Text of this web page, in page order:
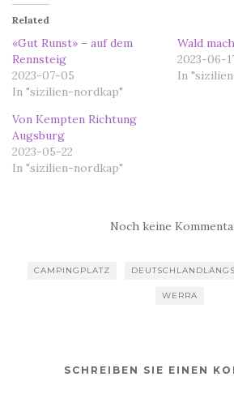
Related
«Gut Runst» – auf dem
Rennsteig
2023-07-05
In "sizilien-nordkap"
Wald
2023-06-
In
Von Kempten Richtung
Augsburg
2023-05-22
In "sizilien-nordkap"
Noch keine
CAMPINGPLATZ DEUTSCHLANDLÄNGS
WERRA
SCHREIBEN SIE EINEN